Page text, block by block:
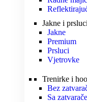
Jakne i prsluci
Jakne
Premium
Prsluci
Vjetrovke
Trenirke i
Bez
Sa